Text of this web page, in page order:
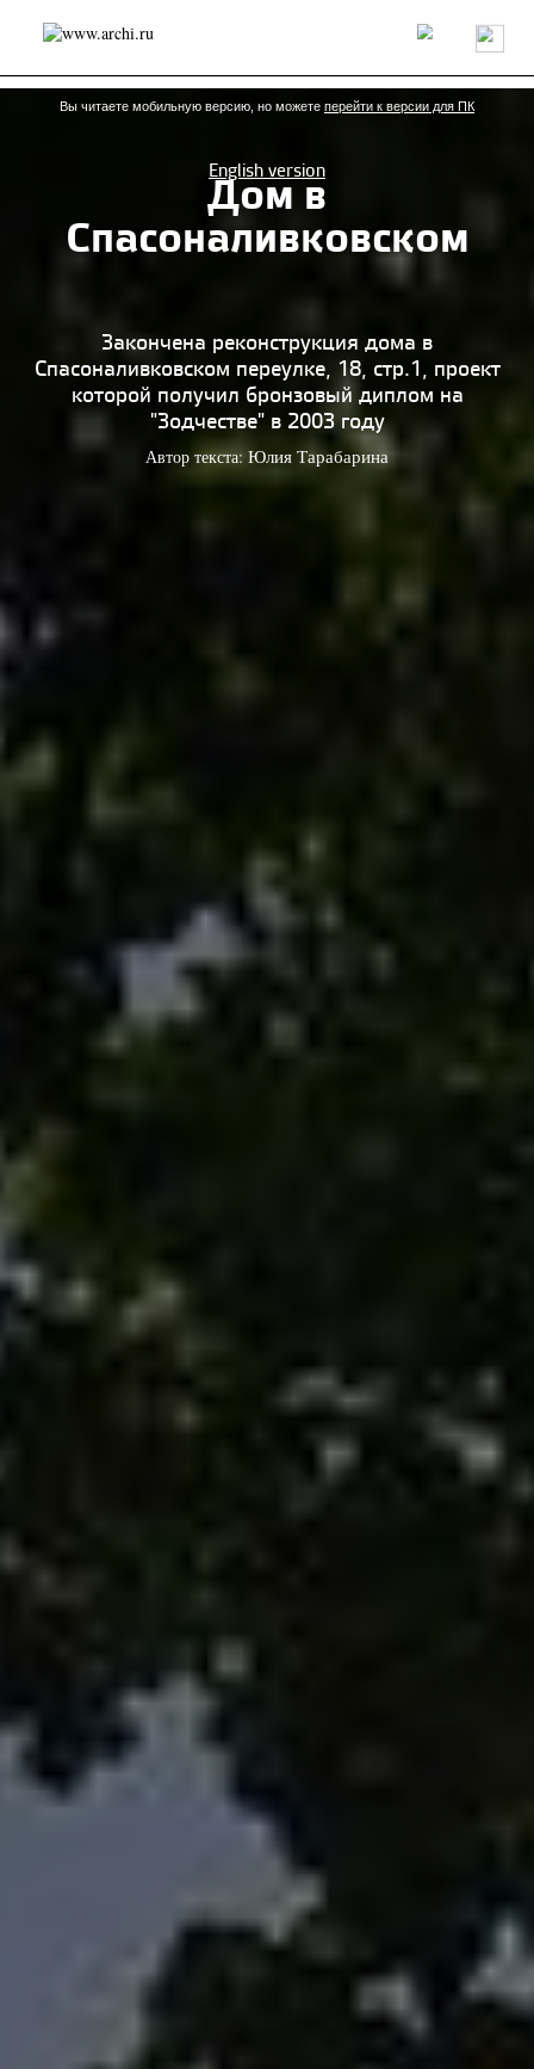
Россия Мир Технологии Интерьер Пресса
Архитекторы
Проекты
Конкурсы События Книги Вакансии
Анонсы конкурсов
Журнал
Интервью
Обзор
Объект
Результаты конкурса
Наследие Образование
Урбанистика
Эко
Вы читаете мобильную версию, но можете перейти к версии для ПК
English version
Дом в
Спасоналивковском
Закончена реконструкция дома в
Спасоналивковском переулке, 18, стр.1, проект
которой получил бронзовый диплом на
"Зодчестве" в 2003 году
Автор текста: Юлия Тарабарина